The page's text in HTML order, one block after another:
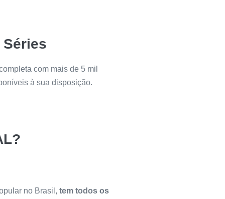
Séries
com mais de 5 mil
à sua disposição.
no Brasil, tem todos os